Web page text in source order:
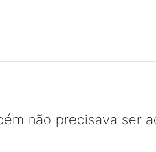
não precisava ser